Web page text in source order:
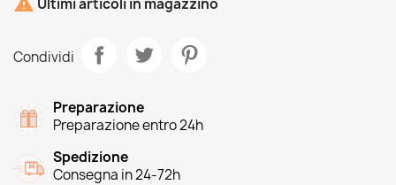
Ultimi articoli in magazzino
Condividi
Preparazione
Preparazione entro 24h
Spedizione
Consegna in 24-72h